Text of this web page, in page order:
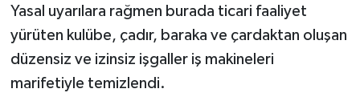
Yasal uyarılara rağmen burada ticari faaliyet
yürüten kulübe, çadır, baraka ve çardaktan oluşan
düzensiz ve izinsiz işgaller iş makineleri
marifetiyle temizlendi.